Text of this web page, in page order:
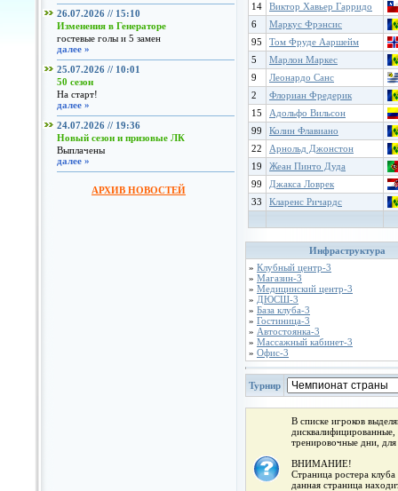
26.07.2026 // 15:10
Изменения в Генераторе
гостевые голы и 5 замен
далее »
25.07.2026 // 10:01
50 сезон
На старт!
далее »
24.07.2026 // 19:36
Новый сезон и призовые ЛК
Выплачены
далее »
АРХИВ НОВОСТЕЙ
14
Виктор Хавьер Гарридо
6
Маркус Фрэнсис
95
Том Фруде Ааршейм
5
Марлон Маркес
9
Леонардо Санс
2
Флориан Фредерик
15
Адольфо Вильсон
99
Колин Флавиано
22
Арнольд Джонстон
19
Жеан Пинто Дуда
99
Джакса Ловрек
33
Кларенс Ричардс
Инфраструктура
» Клубный центр-3
» Магазин-3
» Медицинский центр-3
» ДЮСШ-3
» База клуба-3
» Гостиница-3
» Автостоянка-3
» Массажный кабинет-3
» Офис-3
Турнир
В списке игроков
тренировочные дни,
ВНИМАНИЕ!
Страница ростера
данная страница